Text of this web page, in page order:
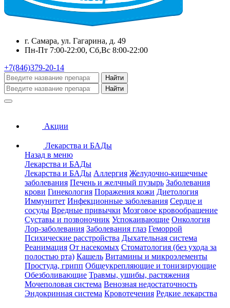
г. Самара, ул. Гагарина, д. 49
Пн-Пт 7:00-22:00, Сб,Вс 8:00-22:00
+7(846)379-20-14
Найти
Найти
Акции
Лекарства и БАДы
Назад в меню
Лекарства и БАДы
Лекарства и БАДы Аллергия Желудочно-кишечные
заболевания Печень и желчный пузырь Заболевания
крови Гинекология Поражения кожи Диетология
Иммунитет Инфекционные заболевания Сердце и
сосуды Вредные привычки Мозговое кровообращение
Суставы и позвоночник Успокаивающие Онкология
Лор-заболевания Заболевания глаз Геморрой
Психические расстройства Дыхательная система
Реанимация От насекомых Стоматология (без ухода за
полостью рта) Кашель Витамины и микроэлементы
Простуда, грипп Общеукрепляющие и тонизирующие
Обезболивающие Травмы, ушибы, растяжения
Мочеполовая система Венозная недостаточность
Эндокринная система Кровотечения Редкие лекарства